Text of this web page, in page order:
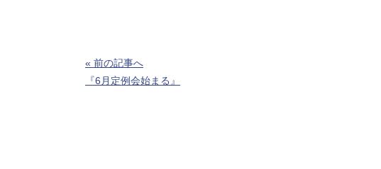
« 前の記事へ
『6月定例会始まる』